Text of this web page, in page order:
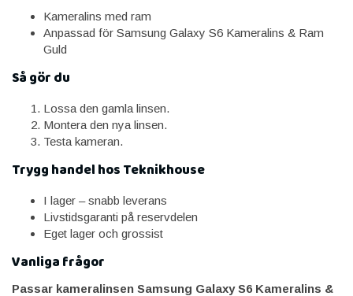
Kameralins med ram
Anpassad för Samsung Galaxy S6 Kameralins & Ram
Guld
Så gör du
Lossa den gamla linsen.
Montera den nya linsen.
Testa kameran.
Trygg handel hos Teknikhouse
I lager – snabb leverans
Livstidsgaranti på reservdelen
Eget lager och grossist
Vanliga frågor
Passar kameralinsen Samsung Galaxy S6 Kameralins &